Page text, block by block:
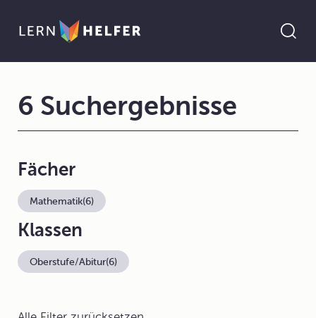
6 Suchergebnisse
Fächer
Mathematik(6)
Klassen
Oberstufe/Abitur(6)